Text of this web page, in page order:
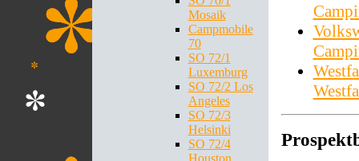
Mosaik
Campmobile
70
SO 72/1
Luxemburg
SO 72/2 Los
Angeles
SO 72/3
Helsinki
SO 72/4
Houston